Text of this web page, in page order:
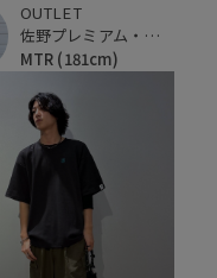
OUTLET
佐野プレミアム・アウトレット
MTR (181cm)